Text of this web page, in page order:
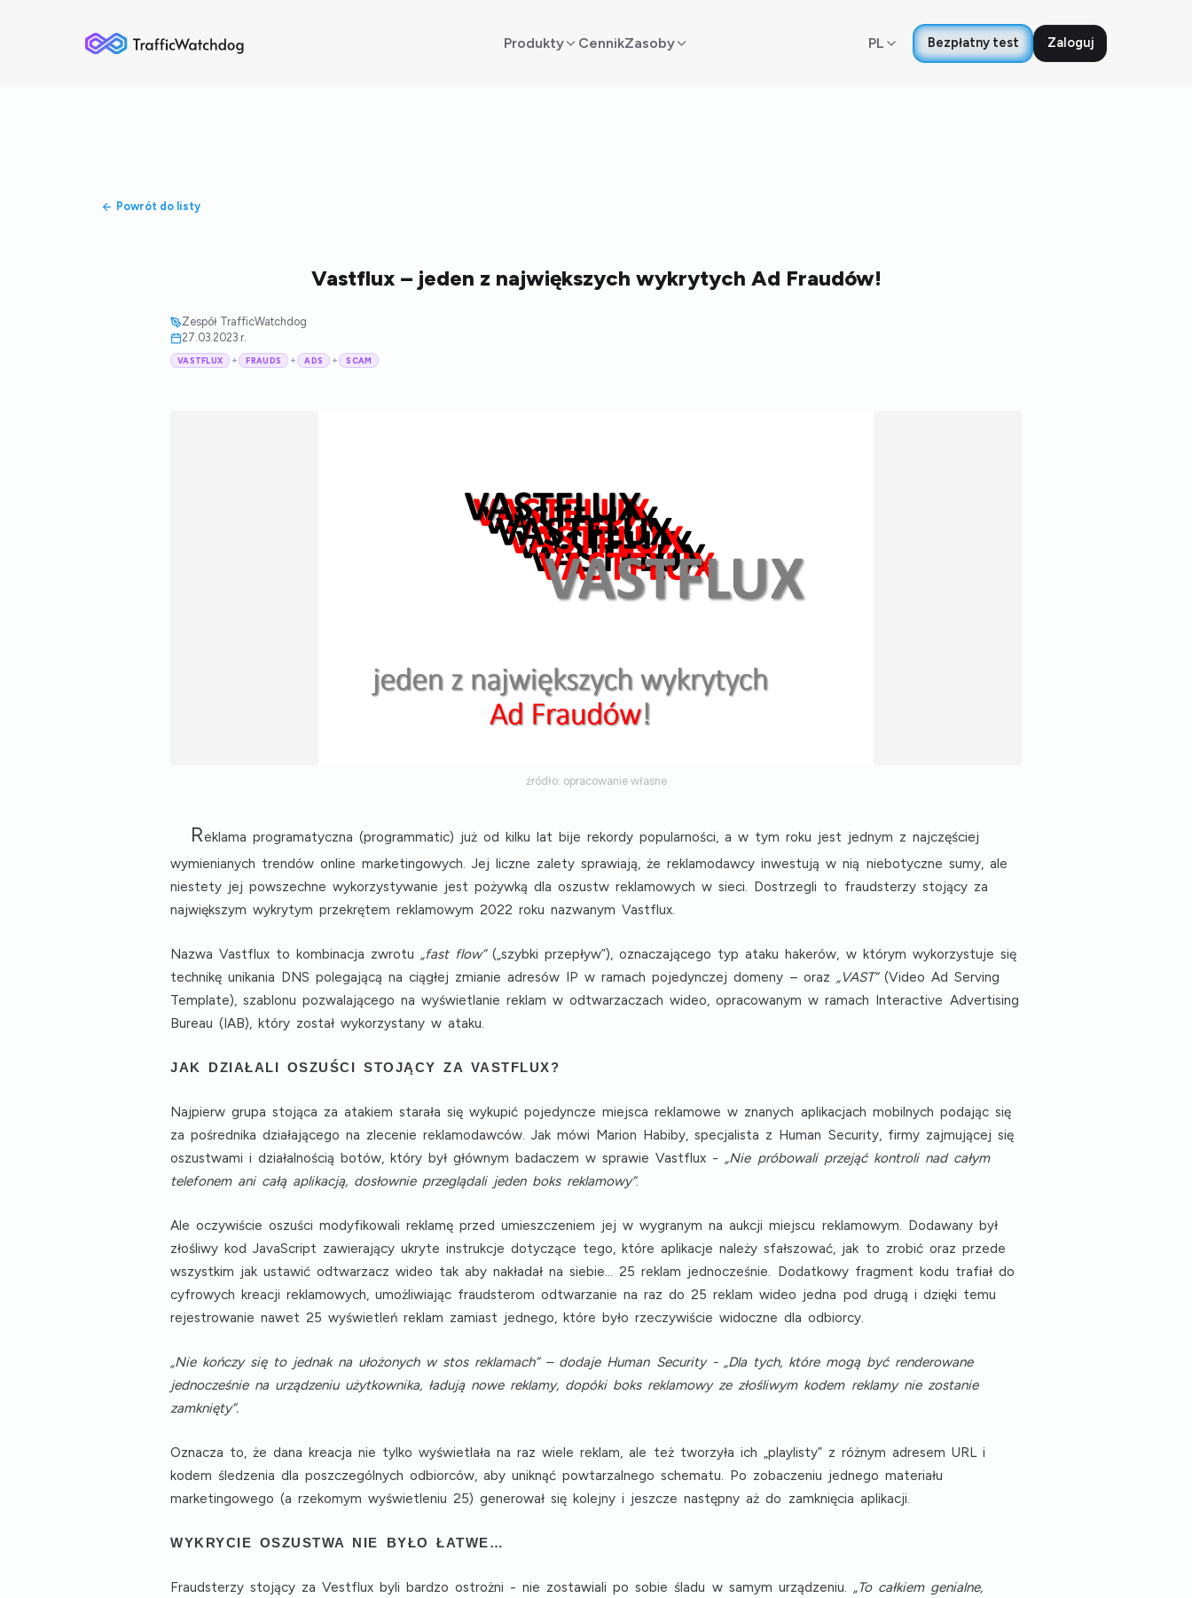
Produkty CennikZasoby PL Bezpłatny test Zaloguj
Powrót do listy
Vastflux – jeden z największych wykrytych Ad Fraudów!
Zespół TrafficWatchdog
27.03.2023 r.
VASTFLUX + FRAUDS + ADS + SCAM
źródło: opracowanie własne
Reklama programatyczna (programmatic) już od kilku lat bije rekordy popularności, a w tym roku jest jednym z najczęściej
wymienianych trendów online marketingowych. Jej liczne zalety sprawiają, że reklamodawcy inwestują w nią niebotyczne sumy, ale
niestety jej powszechne wykorzystywanie jest pożywką dla oszustw reklamowych w sieci. Dostrzegli to fraudsterzy stojący za
największym wykrytym przekrętem reklamowym 2022 roku nazwanymVastflux.
Nazwa Vastflux to kombinacja zwrotu „fast flow”(„szybki przepływ”), oznaczającego typ ataku hakerów, w którym wykorzystuje się
technikę unikania DNS polegającą na ciągłej zmianie adresów IP w ramach pojedynczej domeny – oraz „VAST”(Video Ad Serving
Template), szablonu pozwalającego na wyświetlanie reklam w odtwarzaczach wideo, opracowanym w ramach Interactive Advertising
Bureau (IAB), który został wykorzystany w ataku.
JAK DZIAŁALI OSZUŚCI STOJĄCY ZA VASTFLUX?
Najpierw grupa stojąca za atakiem starała się wykupić pojedyncze miejsca reklamowe w znanych aplikacjach mobilnych podając się
za pośrednika działającego na zlecenie reklamodawców. Jak mówi Marion Habiby, specjalista z Human Security, firmy zajmującej się
oszustwami i działalnością botów, który był głównym badaczem w sprawie Vastflux - „Nie próbowali przejąć kontroli nad całym
telefonem ani całą aplikacją, dosłownie przeglądali jeden boks reklamowy”.
Ale oczywiście oszuści modyfikowali reklamę przed umieszczeniem jej w wygranym na aukcji miejscu reklamowym. Dodawany był
złośliwy kod JavaScript zawierający ukryte instrukcje dotyczące tego, które aplikacje należy sfałszować, jak to zrobić oraz przede
wszystkim jak ustawić odtwarzacz wideo tak aby nakładał na siebie… 25 reklam jednocześnie. Dodatkowy fragment kodu trafiał do
cyfrowych kreacji reklamowych, umożliwiając fraudsterom odtwarzanie na raz do 25 reklam wideo jedna pod drugą i dzięki temu
rejestrowanie nawet 25 wyświetleń reklam zamiast jednego, które było rzeczywiście widoczne dla odbiorcy.
„Nie kończy się to jednak na ułożonych w stos reklamach” – dodaje Human Security - „Dla tych, które mogą być renderowane
jednocześnie na urządzeniu użytkownika, ładują nowe reklamy, dopóki boks reklamowy ze złośliwym kodem reklamy nie zostanie
zamknięty”.
Oznacza to, że dana kreacja nie tylko wyświetlała na raz wiele reklam, ale też tworzyła ich „playlisty” z różnym adresem URL i
kodem śledzenia dla poszczególnych odbiorców, aby uniknąć powtarzalnego schematu. Po zobaczeniu jednego materiału
marketingowego (a rzekomym wyświetleniu 25) generował się kolejny i jeszcze następny aż do zamknięcia aplikacji.
WYKRYCIE OSZUSTWA NIE BYŁO ŁATWE…
Fraudsterzy stojący za Vestflux byli bardzo ostrożni - nie zostawiali po sobie śladu w samym urządzeniu. „To całkiem genialne,